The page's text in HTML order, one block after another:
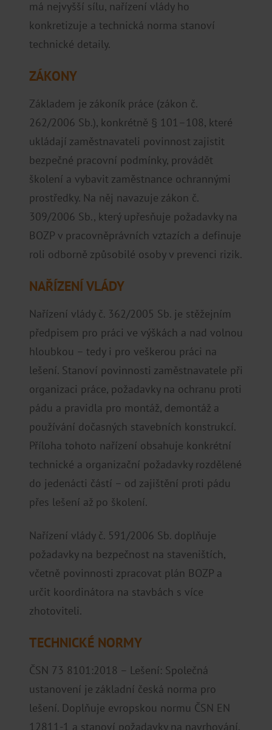
má nejvyšší sílu, nařízení vlády ho
konkretizuje a technická norma stanoví
technické detaily.
ZÁKONY
Základem je zákoník práce (zákon č.
262/2006 Sb.), konkrétně § 101–108, které
ukládají zaměstnavateli povinnost zajistit
bezpečné pracovní podmínky, provádět
školení a vybavit zaměstnance ochrannými
prostředky. Na něj navazuje zákon č.
309/2006 Sb., který upřesňuje požadavky na
BOZP v pracovněprávních vztazích a definuje
roli odborně způsobilé osoby v prevenci rizik.
NAŘÍZENÍ VLÁDY
Nařízení vlády č. 362/2005 Sb. je stěžejním
předpisem pro práci ve výškách a nad volnou
hloubkou – tedy i pro veškerou práci na
lešení. Stanoví povinnosti zaměstnavatele při
organizaci práce, požadavky na ochranu proti
pádu a pravidla pro montáž, demontáž a
používání dočasných stavebních konstrukcí.
Příloha tohoto nařízení obsahuje konkrétní
technické a organizační požadavky rozdělené
do jedenácti částí – od zajištění proti pádu
přes lešení až po školení.
Nařízení vlády č. 591/2006 Sb. doplňuje
požadavky na bezpečnost na staveništích,
včetně povinnosti zpracovat plán BOZP a
určit koordinátora na stavbách s více
zhotoviteli.
TECHNICKÉ NORMY
ČSN 73 8101:2018 – Lešení: Společná
ustanovení je základní česká norma pro
lešení. Doplňuje evropskou normu ČSN EN
12811-1 a stanoví požadavky na navrhování,